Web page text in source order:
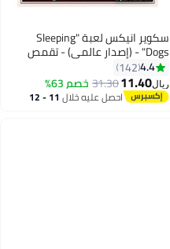
سكوير انيكس لعبة "Sleeping
Dogs" - (إصدار عالمي) - تقمص
الأدوار - playstation_4_ps4
4.4
142
ريال11.40
31.30خصم 63%
احصل عليه خلال 11 - 12
اغسطس